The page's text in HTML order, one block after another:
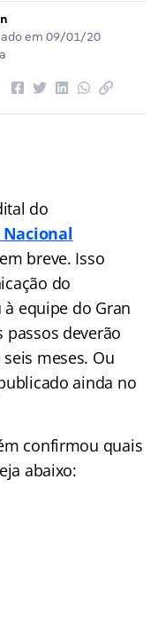
em 09/01/20
do
breve. Isso
do
equipe do Gran
deverão
meses. Ou
ainda no
confirmou quais
abaixo: